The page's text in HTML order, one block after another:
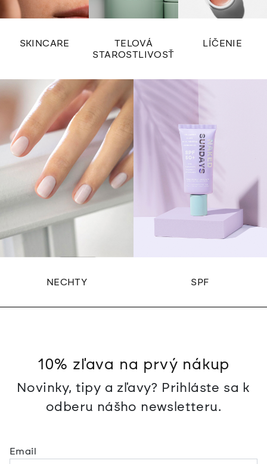
SKINCARE
TELOVÁ
STAROSTLIVOSŤ
LÍČENIE
NECHTY SPF
10% zľava na prvý nákup
Novinky, tipy a zľavy? Prihláste sa k
odberu nášho newsletteru.
Email